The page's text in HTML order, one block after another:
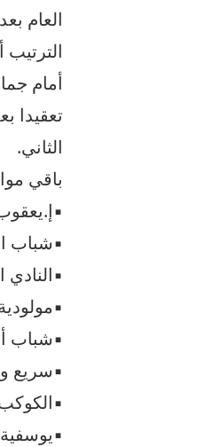
العام
أمام
تعقيدا
الثاني.
باقي
▪︎إ.يعقوب
▪︎شباب المسيرة
▪︎النادي
▪︎مولودية وجدة
▪︎شباب أطلس
▪︎سريع وادي زم
▪︎الكوكب
▪︎يوسفية برشيد